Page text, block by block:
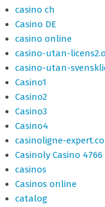
casino ch
Casino DE
casino online
casino-utan-
casino-utan-
Casino1
Casino2
Casino3
Casino4
casinoligne-
Casinoly Casino 4766
casinos
Casinos online
catalog